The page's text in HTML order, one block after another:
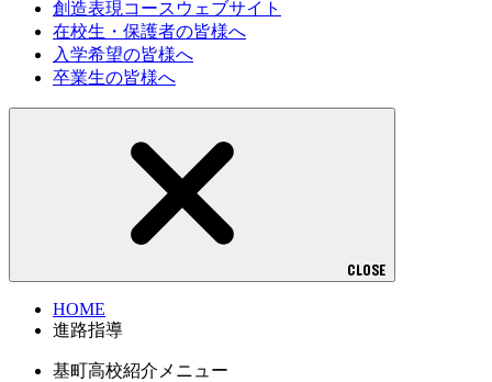
創造表現コースウェブサイト
在校生・保護者の皆様へ
入学希望の皆様へ
卒業生の皆様へ
CLOSE
HOME
進路指導
基町高校紹介メニュー